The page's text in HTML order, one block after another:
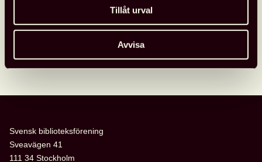
Tillåt urval
Avvisa
Lägg till i kalender
Svensk biblioteksförening
Sveavägen 41
111 34 Stockholm